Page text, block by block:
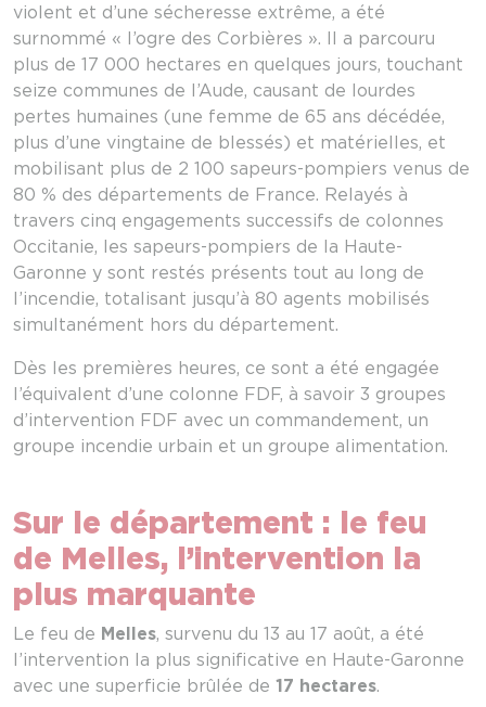
violent et d’une sécheresse extrême, a été
surnommé « l’ogre des Corbières ». Il a parcouru
plus de 17 000 hectares en quelques jours, touchant
seize communes de l’Aude, causant de lourdes
pertes humaines (une femme de 65 ans décédée,
plus d’une vingtaine de blessés) et matérielles, et
mobilisant plus de 2 100 sapeurs-pompiers venus de
80 % des départements de France. Relayés à
travers cinq engagements successifs de colonnes
Occitanie, les sapeurs-pompiers de la Haute-
Garonne y sont restés présents tout au long de
l’incendie, totalisant jusqu’à 80 agents mobilisés
simultanément hors du département.
Dès les premières heures, ce sont a été engagée
l’équivalent d’une colonne FDF, à savoir 3 groupes
d’intervention FDF avec un commandement, un
groupe incendie urbain et un groupe alimentation.
Sur le département : le feu
de Melles, l’intervention la
plus marquante
Le feu de Melles, survenu du 13 au 17 août, a été
l’intervention la plus significative en Haute-Garonne
avec une superficie brûlée de 17 hectares.